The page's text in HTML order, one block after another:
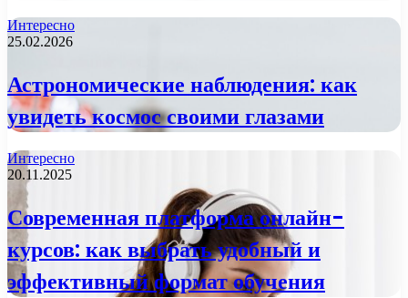
Интересно
25.02.2026
Астрономические наблюдения: как
увидеть космос своими глазами
Интересно
20.11.2025
Современная платформа онлайн-
курсов: как выбрать удобный и
эффективный формат обучения